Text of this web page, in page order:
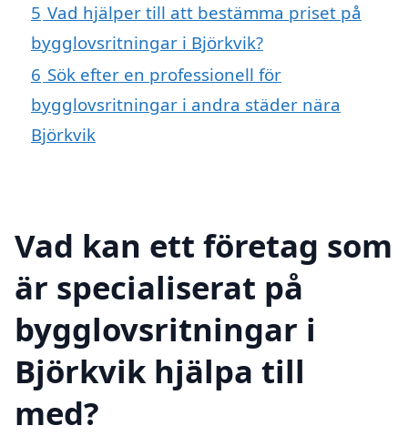
5 Vad hjälper till att bestämma priset på
bygglovsritningar i Björkvik?
6 Sök efter en professionell för
bygglovsritningar i andra städer nära
Björkvik
Vad kan ett företag som
är specialiserat på
bygglovsritningar i
Björkvik hjälpa till
med?